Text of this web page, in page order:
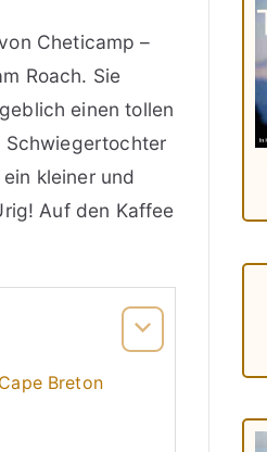
Cheticamp –
Roach. Sie
einen tollen
Schwiegertochter
kleiner und
Auf den Kaffee
Breton